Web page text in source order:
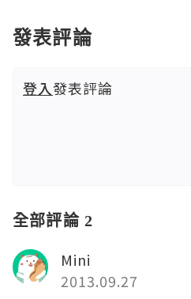
發表評論
登入發表評論
全部評論 2
Mini
2013.09.27